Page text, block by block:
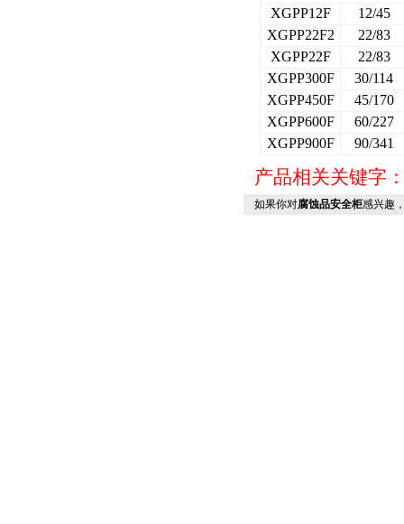
XGPP12F
12/45
XGPP22F2
22/83
XGPP22F
22/83
XGPP300F
30/114
XGPP450F
45/170
XGPP600F
60/227
XGPP900F
90/341
产品相关关键字
如果你对腐蚀品安全柜感兴趣